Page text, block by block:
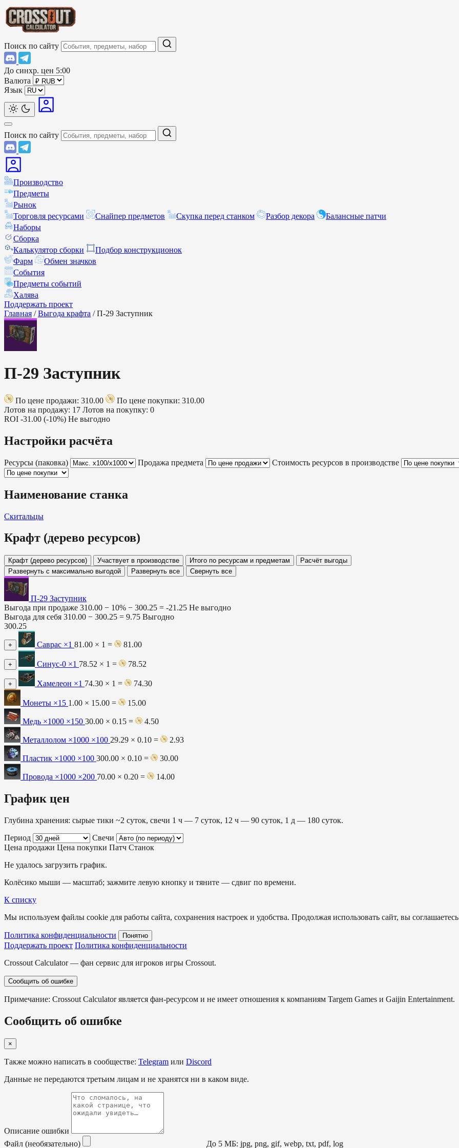
Поиск по сайту
До синхр. цен 5:00
Валюта
Язык
Поиск по сайту
Производство
Предметы
Рынок
Торговля ресурсами
Снайпер предметов Скупка перед станком Разбор декора
Балансные патчи
Наборы
Сборка
Калькулятор сборки
Подбор конструкционок
Фарм
Обмен значков
События
Предметы событий
Халява
Поддержать проект
Главная / Выгода крафта / П-29 Заступник
П-29 Заступник
По цене продажи: 310.00
По цене покупки: 310.00
Лотов на продажу: 17 Лотов на покупку: 0
ROI -31.00 (-10%) Не выгодно
Настройки расчёта
Ресурсы (паковка) Продажа предмета Стоимость ресурсов в производстве
Наименование станка
Скитальцы
Крафт (дерево ресурсов)
Крафт (дерево ресурсов) Участвует в производстве Итого по ресурсам и предметам
Расчёт выгоды
Развернуть с максимально выгодой
Развернуть все Свернуть все
П-29 Заступник
Выгода при продаже 310.00 − 10% − 300.25 = -21.25 Не выгодно
Выгода для себя 310.00 − 300.25 = 9.75 Выгодно
300.25
+ Саврас ×1 81.00 × 1 = 81.00
+ Синус-0 ×1 78.52 × 1 = 78.52
+ Хамелеон ×1 74.30 × 1 = 74.30
Монеты ×15 1.00 × 15.00 = 15.00
Медь ×1000 ×150 30.00 × 0.15 = 4.50
Металлолом ×1000 ×100 29.29 × 0.10 = 2.93
Пластик ×1000 ×100 300.00 × 0.10 = 30.00
Провода ×1000 ×200 70.00 × 0.20 = 14.00
График цен
Глубина хранения: сырые тики ~2 суток, свечи 1 ч — 7 суток, 12 ч — 90 суток, 1 д — 180 суток.
Период
Свечи
Цена продажи Цена покупки Патч Станок
Не удалось загрузить график.
Колёсико мыши — масштаб; зажмите левую кнопку и тяните — сдвиг по времени.
К списку
Мы используем файлы cookie для работы сайта, сохранения настроек и удобства. Продолжая использовать сайт, вы
Политика конфиденциальности Понятно
Поддержать проект Политика конфиденциальности
Crossout Calculator — фан сервис для игроков игры Crossout.
Сообщить об ошибке
Примечание: Crossout Calculator является фан-ресурсом и не имеет отношения к компаниям Targem Games и Gaijin Entertainment.
Сообщить об ошибке
×
Также можно написать в сообществе: Telegram или Discord
Данные не передаются третьим лицам и не хранятся ни в каком виде.
Описание ошибки
Файл (необязательно)
До 5 МБ: jpg, png, gif, webp, txt, pdf, log